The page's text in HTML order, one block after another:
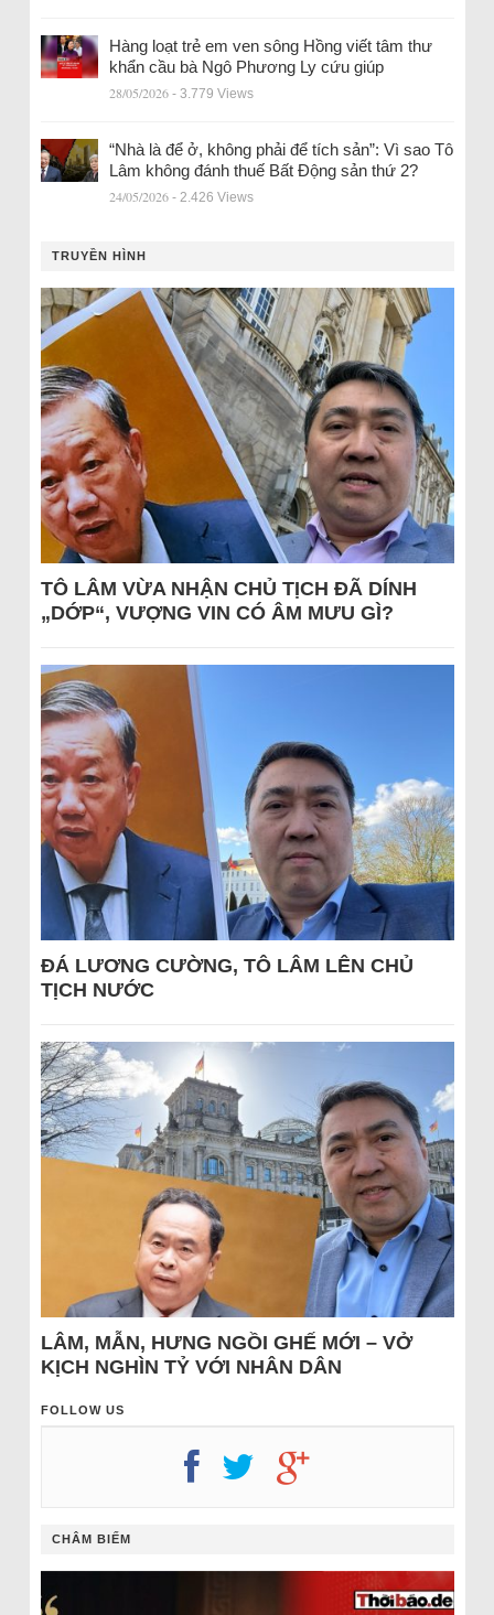
Hàng loạt trẻ em ven sông Hồng viết tâm thư
khẩn cầu bà Ngô Phương Ly cứu giúp
28/05/2026 - 3.779 Views
“Nhà là để ở, không phải để tích sản”: Vì sao Tô
Lâm không đánh thuế Bất Động sản thứ 2?
24/05/2026 - 2.426 Views
TRUYỀN HÌNH
TÔ LÂM VỪA NHẬN CHỦ TỊCH ĐÃ DÍNH
„DỚP“, VƯỢNG VIN CÓ ÂM MƯU GÌ?
ĐÁ LƯƠNG CƯỜNG, TÔ LÂM LÊN CHỦ
TỊCH NƯỚC
LÂM, MẪN, HƯNG NGỒI GHẾ MỚI – VỞ
KỊCH NGHÌN TỶ VỚI NHÂN DÂN
FOLLOW US
CHÂM BIẾM